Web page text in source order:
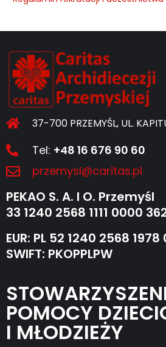
37-700 PRZEMYŚL, UL.
Tel: +48 16 676 90 60
przemysl@caritas.pl
PEKAO S. A. I O. Przemyśl
33 1240 2568 1111 0000
EUR: PL 52 1240 2568
SWIFT: PKOPPLPW
POMOCY
I MŁODZIEŻY